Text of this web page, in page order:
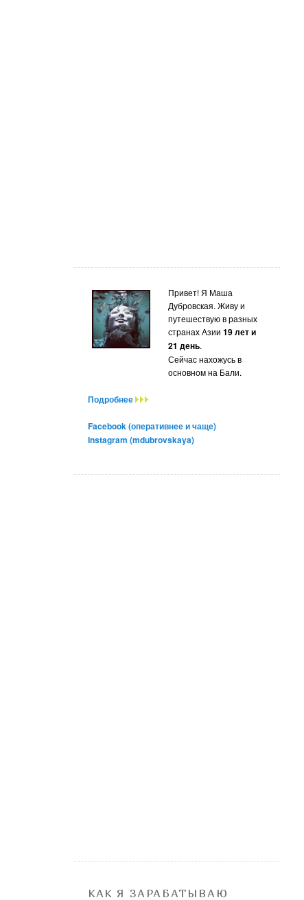
Привет! Я Маша
Дубровская. Живу и
путешествую в разных
странах Азии 19 лет и
21 день.
Сейчас нахожусь в
основном на Бали.
Подробнее
Facebook (оперативнее и чаще)
Instagram (mdubrovskaya)
КАК Я ЗАРАБАТЫВАЮ